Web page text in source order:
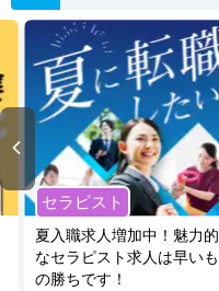
セラピスト
夏入職求人増加中！魅力的
なセラピスト求人は早いも
の勝ちです！